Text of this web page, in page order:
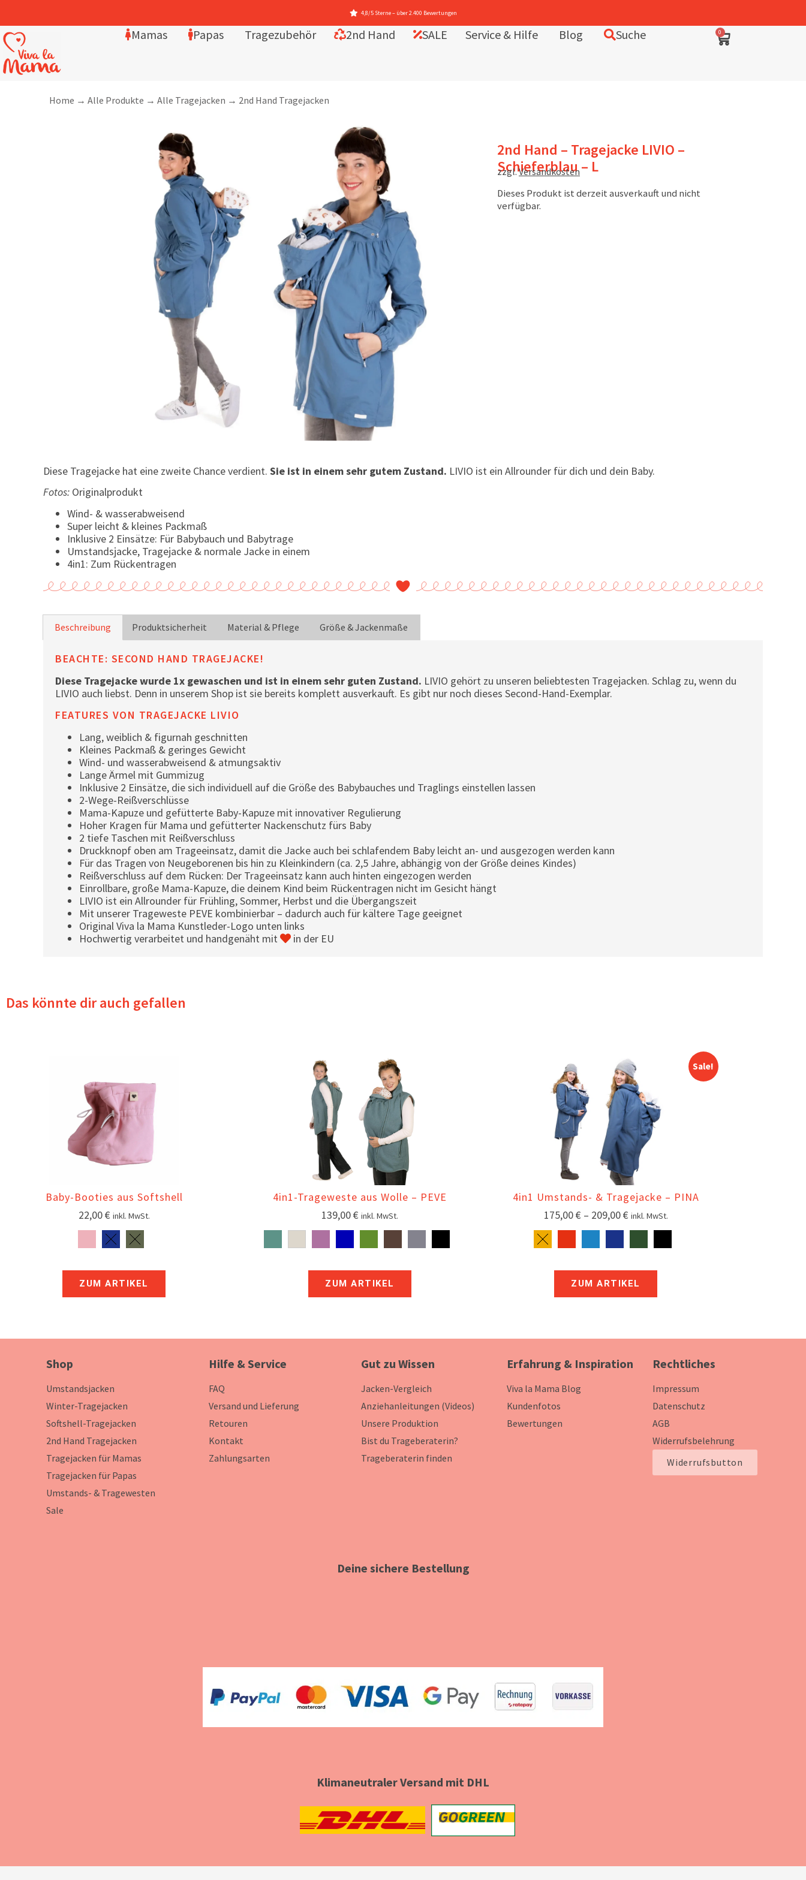
4,8/5 Sterne – über 2.400 Bewertungen
Mamas Papas Tragezubehör 2nd Hand SALE Service & Hilfe Blog Suche 0
Home → Alle Produkte → Alle Tragejacken → 2nd Hand Tragejacken
2nd Hand – Tragejacke LIVIO –
Schieferblau – L
zzgl.Versandkosten
Dieses Produkt ist derzeit ausverkauft und nicht
verfügbar.
Diese Tragejacke hat eine zweite Chance verdient. Sie ist in einem sehr gutem Zustand. LIVIO ist ein Allrounder für dich und dein Baby.
Fotos: Originalprodukt
Wind- & wasserabweisend
Super leicht & kleines Packmaß
Inklusive 2 Einsätze: Für Babybauch und Babytrage
Umstandsjacke, Tragejacke & normale Jacke in einem
4in1: Zum Rückentragen
Beschreibung Produktsicherheit Material & Pflege Größe & Jackenmaße
BEACHTE: SECOND HAND TRAGEJACKE!
Diese Tragejacke wurde 1x gewaschen und ist in einem sehr guten Zustand. LIVIO gehört zu unseren beliebtesten Tragejacken. Schlag zu, wenn du
LIVIO auch liebst. Denn in unserem Shop ist sie bereits komplett ausverkauft. Es gibt nur noch dieses Second-Hand-Exemplar.
FEATURES VON TRAGEJACKE LIVIO
Lang, weiblich & figurnah geschnitten
Kleines Packmaß & geringes Gewicht
Wind- und wasserabweisend & atmungsaktiv
Lange Ärmel mit Gummizug
Inklusive 2 Einsätze, die sich individuell auf die Größe des Babybauches und Traglings einstellen lassen
2-Wege-Reißverschlüsse
Mama-Kapuze und gefütterte Baby-Kapuze mit innovativer Regulierung
Hoher Kragen für Mama und gefütterter Nackenschutz fürs Baby
2 tiefe Taschen mit Reißverschluss
Druckknopf oben am Trageeinsatz, damit die Jacke auch bei schlafendem Baby leicht an- und ausgezogen werden kann
Für das Tragen von Neugeborenen bis hin zu Kleinkindern (ca. 2,5 Jahre, abhängig von der Größe deines Kindes)
Reißverschluss auf dem Rücken: Der Trageeinsatz kann auch hinten eingezogen werden
Einrollbare, große Mama-Kapuze, die deinem Kind beim Rückentragen nicht im Gesicht hängt
LIVIO ist ein Allrounder für Frühling, Sommer, Herbst und die Übergangszeit
Mit unserer Trageweste PEVE kombinierbar – dadurch auch für kältere Tage geeignet
Original Viva la Mama Kunstleder-Logo unten links
Hochwertig verarbeitet und handgenäht mit
in der EU
Das könnte dir auch gefallen
Baby-Booties aus Softshell
22,00€ inkl. MwSt.
ZUM ARTIKEL
4in1-Trageweste aus Wolle – PEVE
139,00€ inkl. MwSt.
ZUM ARTIKEL
Sale!
4in1 Umstands- & Tragejacke – PINA
175,00€– 209,00€ inkl. MwSt.
ZUM ARTIKEL
Shop
Umstandsjacken
Winter-Tragejacken
Softshell-Tragejacken
2nd Hand Tragejacken
Tragejacken für Mamas
Tragejacken für Papas
Umstands- & Tragewesten
Sale
Hilfe & Service
FAQ
Versand und Lieferung
Retouren
Kontakt
Zahlungsarten
Gut zu Wissen
Jacken-Vergleich
Anziehanleitungen (Videos)
Unsere Produktion
Bist du Trageberaterin?
Trageberaterin finden
Erfahrung & Inspiration
Viva la Mama Blog
Kundenfotos
Bewertungen
Rechtliches
Impressum
Datenschutz
AGB
Widerrufsbelehrung
Widerrufsbutton
Deine sichere Bestellung
Klimaneutraler Versand mit DHL